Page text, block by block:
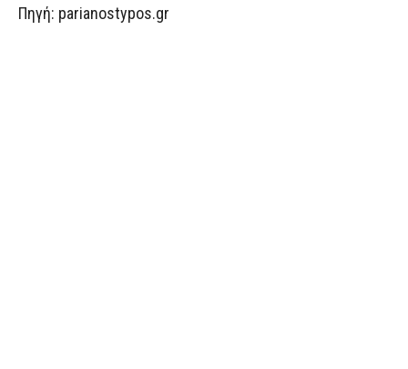
Πηγή: parianostypos.gr